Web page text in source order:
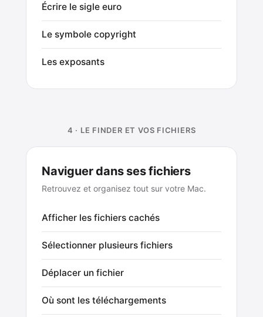
Écrire le sigle euro
Le symbole copyright
Les exposants
4 · LE FINDER ET VOS FICHIERS
Naviguer dans ses fichiers
Retrouvez et organisez tout sur votre Mac.
Afficher les fichiers cachés
Sélectionner plusieurs fichiers
Déplacer un fichier
Où sont les téléchargements